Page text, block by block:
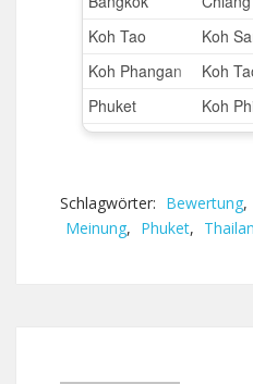
Schlagwörter: Bewertung,
Meinung, Phuket,